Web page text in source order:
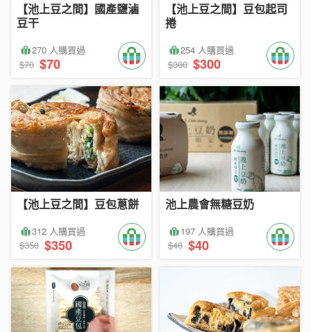
【池上豆之間】國產鹽滷
豆干
270 人購買過
$70 $70
【池上豆之間】豆包起司
捲
254 人購買過
$300 $300
【池上豆之間】豆包蔥餅
312 人購買過
$350 $350
池上農會無糖豆奶
197 人購買過
$40 $40